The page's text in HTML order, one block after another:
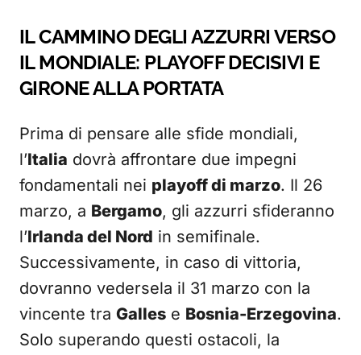
IL CAMMINO DEGLI AZZURRI VERSO
IL MONDIALE: PLAYOFF DECISIVI E
GIRONE ALLA PORTATA
Prima di pensare alle sfide mondiali,
l’Italia dovrà affrontare due impegni
fondamentali nei playoff di marzo. Il 26
marzo, a Bergamo, gli azzurri sfideranno
l’Irlanda del Nord in semifinale.
Successivamente, in caso di vittoria,
dovranno vedersela il 31 marzo con la
vincente tra Galles e Bosnia-Erzegovina.
Solo superando questi ostacoli, la